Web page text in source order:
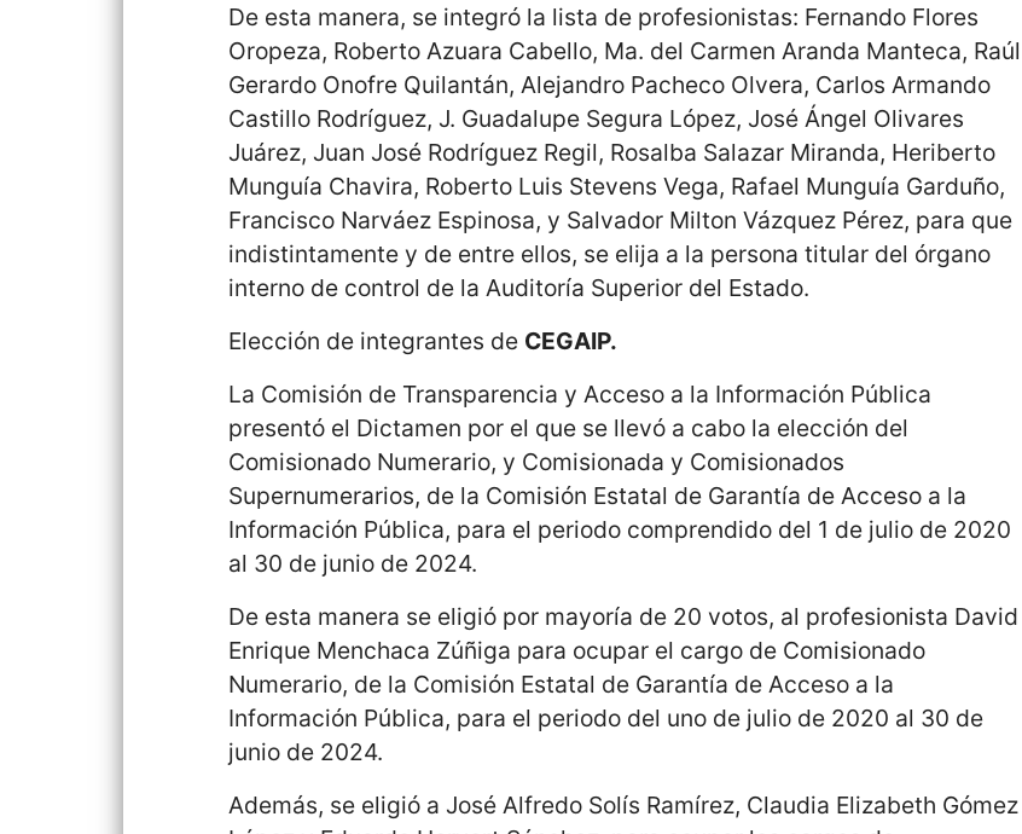
De esta manera, se integró la lista de profesionistas: Fernando Flores
Oropeza, Roberto Azuara Cabello, Ma. del Carmen Aranda Manteca, Raúl
Gerardo Onofre Quilantán, Alejandro Pacheco Olvera, Carlos Armando
Castillo Rodríguez, J. Guadalupe Segura López, José Ángel Olivares
Juárez, Juan José Rodríguez Regil, Rosalba Salazar Miranda, Heriberto
Munguía Chavira, Roberto Luis Stevens Vega, Rafael Munguía Garduño,
Francisco Narváez Espinosa, y Salvador Milton Vázquez Pérez, para que
indistintamente y de entre ellos, se elija a la persona titular del órgano
interno de control de la Auditoría Superior del Estado.
Elección de integrantes de CEGAIP.
La Comisión de Transparencia y Acceso a la Información Pública
presentó el Dictamen por el que se llevó a cabo la elección del
Comisionado Numerario, y Comisionada y Comisionados
Supernumerarios, de la Comisión Estatal de Garantía de Acceso a la
Información Pública, para el periodo comprendido del 1 de julio de 2020
al 30 de junio de 2024.
De esta manera se eligió por mayoría de 20 votos, al profesionista David
Enrique Menchaca Zúñiga para ocupar el cargo de Comisionado
Numerario, de la Comisión Estatal de Garantía de Acceso a la
Información Pública, para el periodo del uno de julio de 2020 al 30 de
junio de 2024.
Además, se eligió a José Alfredo Solís Ramírez, Claudia Elizabeth Gómez